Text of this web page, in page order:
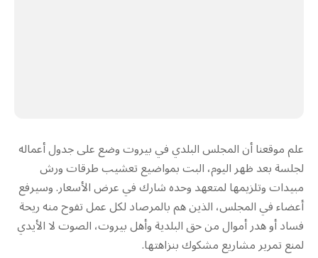
علم موقعنا أن المجلس البلدي في بيروت وضع على جدول أعماله
لجلسة بعد ظهر اليوم، البت بمواضيع تعشيب طرقات ورش
مبيدات وتلزيمها لمتعهد وحده شارك في عرض الأسعار. وسيرفع
أعضاء في المجلس، الذين هم بالمرصاد لكل عمل تفوح منه ريحة
فساد أو هدر أموال من حق البلدية وأهل بيروت، الصوت لا الأيدي
لمنع تمرير مشاريع مشكوك بنزاهتها.